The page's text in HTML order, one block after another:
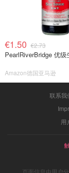
€1.50 €2.73
PearlRiverBridge 优级
Amazon德国亚马逊
联系我
用
页面信息由用户